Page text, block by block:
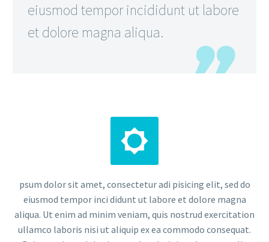
eiusmod tempor incididunt ut labore
et dolore magna aliqua.


psum dolor sit amet, consectetur adi pisicing elit, sed do
eiusmod tempor inci didunt ut labore et dolore magna
aliqua. Ut enim ad minim veniam, quis nostrud exercitation
ullamco laboris nisi ut aliquip ex ea commodo consequat.